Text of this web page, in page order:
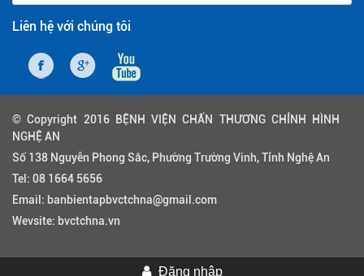
Liên hệ với chúng tôi
© Copyright 2016 BỆNH VIỆN CHẤN THƯƠNG CHỈNH HÌNH
NGHỆ AN
Số 138 Nguyễn Phong Sắc, Phường Trường Vinh, Tỉnh Nghệ An
Tel: 08 1664 5656
Email: banbientapbvctchna@gmail.com
Wevsite: bvctchna.vn
Đăng nhập